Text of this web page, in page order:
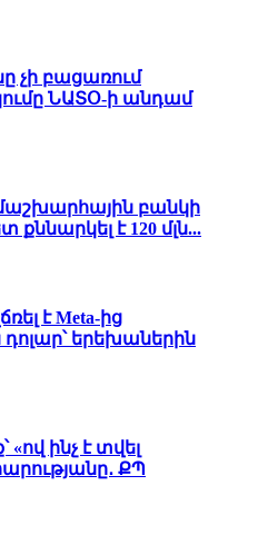
չի բացառում
ՆԱՏՕ-ի անդամ
բանկի
քննարկել է 120 մլն...
է Meta-ից
դոլար՝ երեխաներին
ինչ է տվել
ՔՊ